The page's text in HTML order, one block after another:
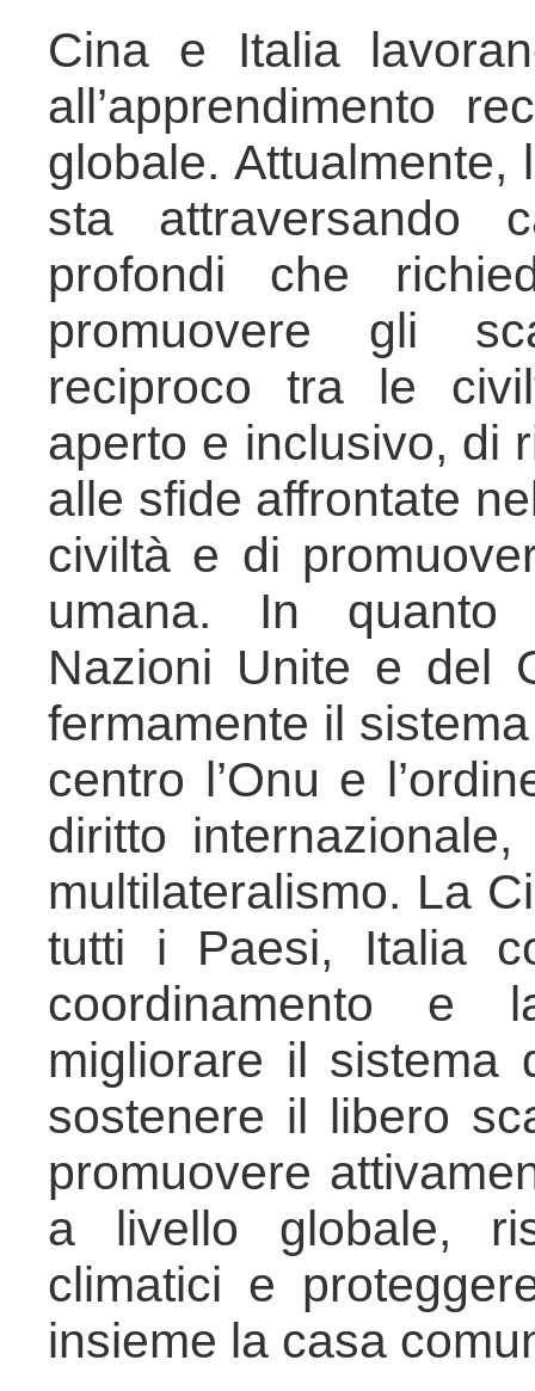
Cina e Italia
all’apprendimento
globale. Attualmente,
sta attraversando
profondi che
promuovere gli
reciproco tra le
aperto e inclusivo, di
alle sfide affrontate
civiltà e di
umana. In quanto
Nazioni Unite e del
fermamente il
centro l’Onu e
diritto
multilateralismo. La
tutti i Paesi, Italia
coordinamento e
migliorare il sistema
sostenere il libero
promuovere
a livello globale,
climatici e
insieme la casa